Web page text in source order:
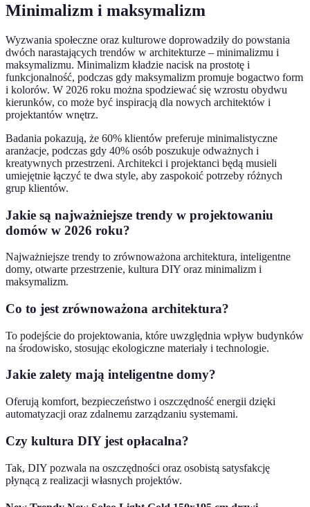
Minimalizm i maksymalizm
Wyzwania społeczne oraz kulturowe doprowadziły do powstania
dwóch narastających trendów w architekturze – minimalizmu i
maksymalizmu. Minimalizm kładzie nacisk na prostotę i
funkcjonalność, podczas gdy maksymalizm promuje bogactwo form
i kolorów. W 2026 roku można spodziewać się wzrostu obydwu
kierunków, co może być inspiracją dla nowych architektów i
projektantów wnętrz.
Badania pokazują, że 60% klientów preferuje minimalistyczne
aranżacje, podczas gdy 40% osób poszukuje odważnych i
kreatywnych przestrzeni. Architekci i projektanci będą musieli
umiejętnie łączyć te dwa style, aby zaspokoić potrzeby różnych
grup klientów.
Jakie są najważniejsze trendy w projektowaniu
domów w 2026 roku?
Najważniejsze trendy to zrównoważona architektura, inteligentne
domy, otwarte przestrzenie, kultura DIY oraz minimalizm i
maksymalizm.
Co to jest zrównoważona architektura?
To podejście do projektowania, które uwzględnia wpływ budynków
na środowisko, stosując ekologiczne materiały i technologie.
Jakie zalety mają inteligentne domy?
Oferują komfort, bezpieczeństwo i oszczędność energii dzięki
automatyzacji oraz zdalnemu zarządzaniu systemami.
Czy kultura DIY jest opłacalna?
Tak, DIY pozwala na oszczędności oraz osobistą satysfakcję
płynącą z realizacji własnych projektów.